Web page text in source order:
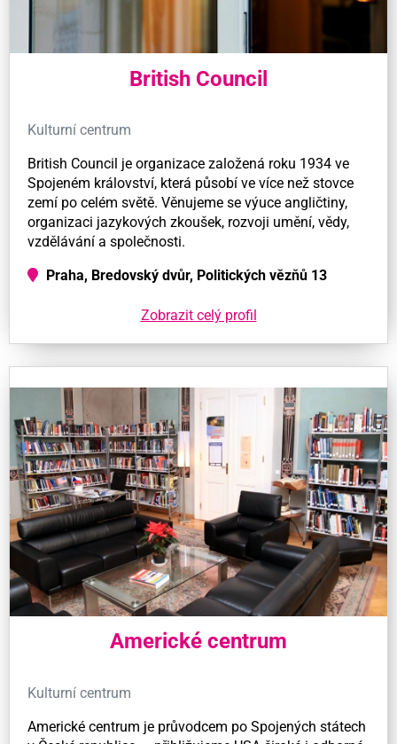
British Council
Kulturní centrum
British Council je organizace založená roku 1934 ve
Spojeném království, která působí ve více než stovce
zemí po celém světě. Věnujeme se výuce angličtiny,
organizaci jazykových zkoušek, rozvoji umění, vědy,
vzdělávání a společnosti.
Praha, Bredovský dvůr, Politických vězňů 13
Zobrazit celý profil
Americké centrum
Kulturní centrum
Americké centrum je průvodcem po Spojených státech